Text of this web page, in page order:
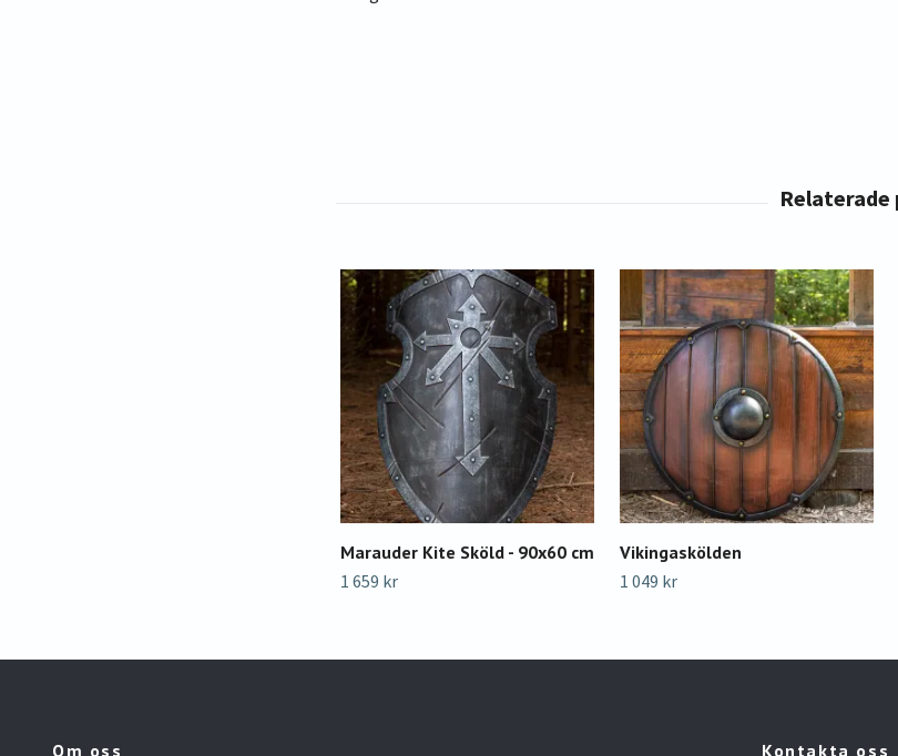
Marauder Kite Sköld - 90x60 cm
1 659 kr
Vikingaskölden
1 049 kr
Om oss Kontakta oss